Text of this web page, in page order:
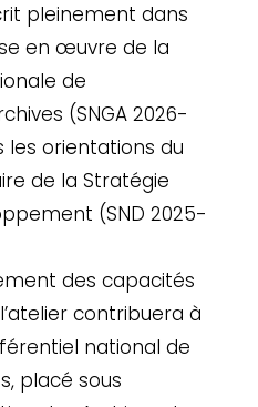
pleinement dans
en œuvre de la
de
(SNGA 2026-
les orientations du
de la Stratégie
(SND 2025-
des capacités
contribuera à
national de
placé sous